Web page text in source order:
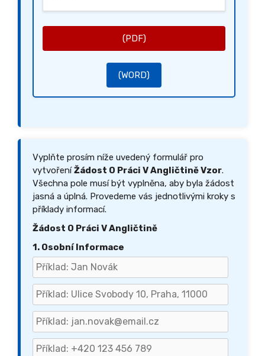
(PDF)
(WORD)
Vyplňte prosím níže uvedený formulář pro
vytvořeníŽádost O Práci V Angličtině Vzor.
Všechna pole musí být vyplněna, aby byla žádost
jasná a úplná. Provedeme vás jednotlivými kroky s
příklady informací.
Žádost O Práci V Angličtině
1. Osobní Informace